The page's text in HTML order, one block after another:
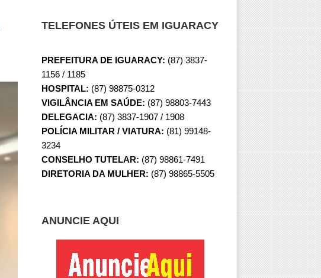
TELEFONES ÚTEIS EM IGUARACY
PREFEITURA DE IGUARACY: (87) 3837-
1156 / 1185
HOSPITAL: (87) 98875-0312
VIGILÂNCIA EM SAÚDE: (87) 98803-7443
DELEGACIA: (87) 3837-1907 / 1908
POLÍCIA MILITAR / VIATURA: (81) 99148-
3234
CONSELHO TUTELAR: (87) 98861-7491
DIRETORIA DA MULHER: (87) 98865-5505
ANUNCIE AQUI